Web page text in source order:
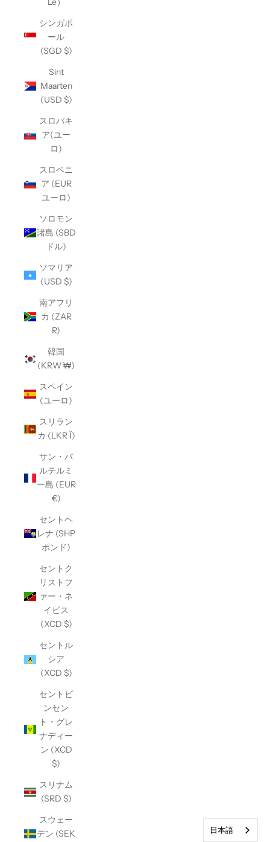
シンガポ
ール
(SGD $)
Sint
Maarten
(USD $)
スロバキ
ア(ユー
ロ)
スロベニ
ア (EUR
ユーロ)
ソロモン
諸島 (SBD
ドル)
ソマリア
(USD $)
南アフリ
カ (ZAR
R)
韓国
(KRW ₩)
スペイン
(ユーロ)
スリラン
カ (LKR Ȉ)
サン・バ
ルテルミ
ー島 (EUR
€)
セントヘ
レナ (SHP
ポンド)
セントク
リストフ
ァー・ネ
イビス
(XCD $)
セントル
シア
(XCD $)
セントビ
ンセン
ト・グレ
ナディー
ン (XCD
$)
スリナム
(SRD $)
スウェー
デン (SEK
日本語